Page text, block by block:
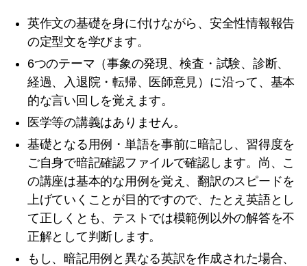
英作文の基礎を身に付けながら、安全性情報報告
の定型文を学びます。
6つのテーマ（事象の発現、検査・試験、診断、
経過、入退院・転帰、医師意見）に沿って、基本
的な言い回しを覚えます。
医学等の講義はありません。
基礎となる用例・単語を事前に暗記し、習得度を
ご自身で暗記確認ファイルで確認します。尚、こ
の講座は基本的な用例を覚え、翻訳のスピードを
上げていくことが目的ですので、たとえ英語とし
て正しくとも、テストでは模範例以外の解答を不
正解として判断します。
もし、暗記用例と異なる英訳を作成された場合、